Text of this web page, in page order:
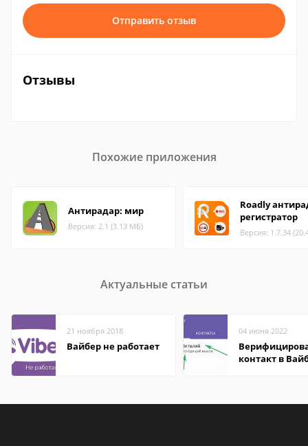
Отправить отзыв
Отзывы
Похожие приложения
Антирадар: мир
Версия: 2.1 (3.13 МБ)
Roadly
регистратор
Версия: 1.7.34
Актуальные статьи
21 ноября 2018
Вайбер не работает
04 июня 2022
контакт в